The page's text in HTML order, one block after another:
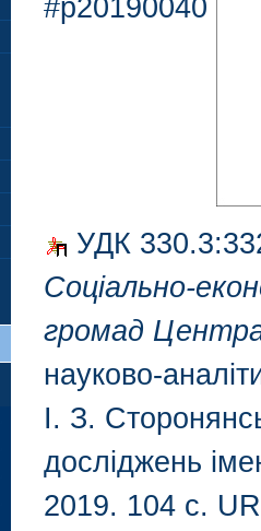
#p20190040
УДК
Соціально-
громад
науково-
І. З.
досліджень
2019. 104 с.